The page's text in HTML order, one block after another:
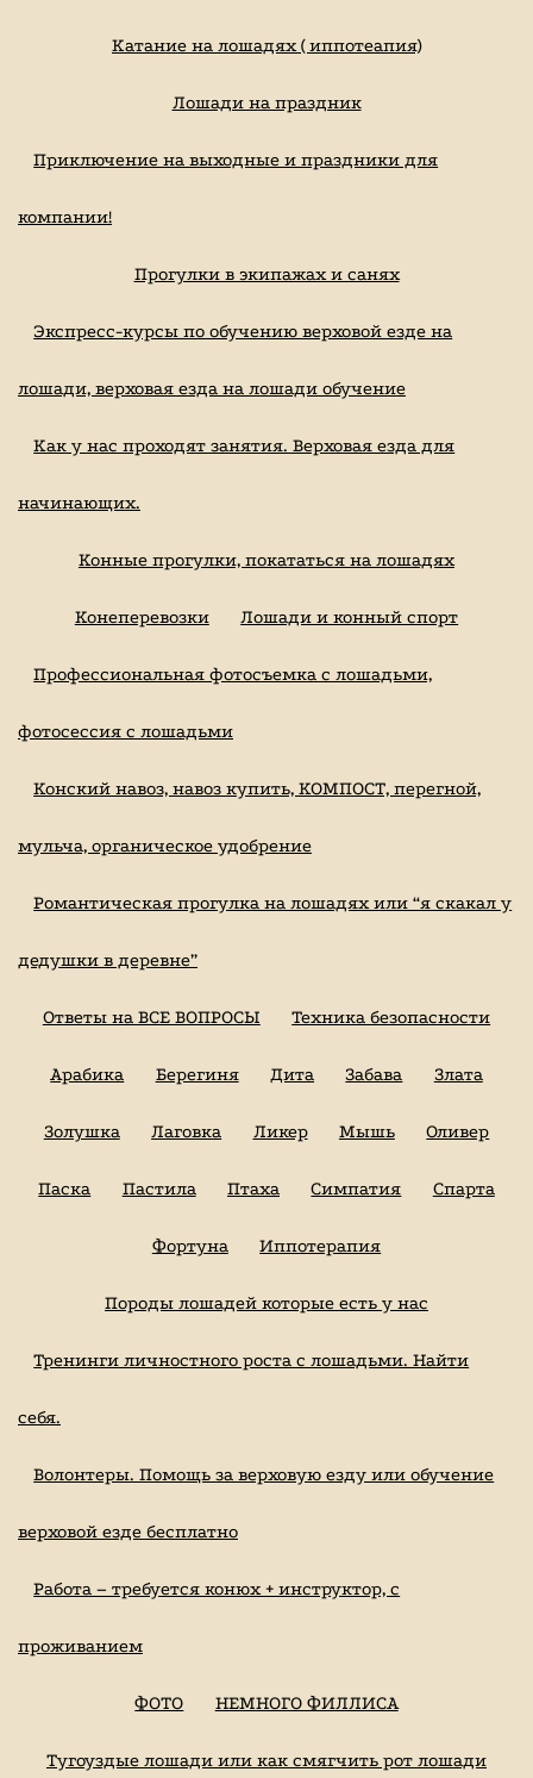
Катание на лошадях ( иппотеапия)
Лошади на праздник
Приключение на выходные и праздники для
компании!
Прогулки в экипажах и санях
Экспресс-курсы по обучению верховой езде на
лошади, верховая езда на лошади обучение
Как у нас проходят занятия. Верховая езда для
начинающих.
Конные прогулки, покататься на лошадях
Конеперевозки Лошади и конный спорт
Профессиональная фотосъемка с лошадьми,
фотосессия с лошадьми
Конский навоз, навоз купить, КОМПОСТ, перегной,
мульча, органическое удобрение
Романтическая прогулка на лошадях или “я скакал у
дедушки в деревне”
Ответы на ВСЕ ВОПРОСЫ Техника безопасности
Арабика Берегиня Дита Забава Злата
Золушка Лаговка Ликер Мышь Оливер
Паска Пастила Птаха Симпатия Спарта
Фортуна Иппотерапия
Породы лошадей которые есть у нас
Тренинги личностного роста с лошадьми. Найти
себя.
Волонтеры. Помощь за верховую езду или обучение
верховой езде бесплатно
Работа – требуется конюх + инструктор, с
проживанием
ФОТО НЕМНОГО ФИЛЛИСА
Тугоуздые лошади или как смягчить рот лошади